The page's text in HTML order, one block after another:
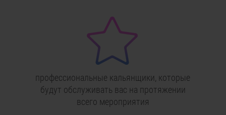
профессиональные кальянщики, которые
будут обслуживать вас на протяжении
всего мероприятия